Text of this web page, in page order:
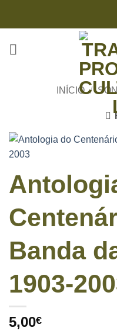
INÍCIO /
Banda
1903-
5,00€